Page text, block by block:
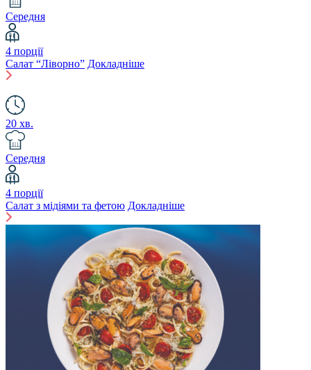
Середня
4 порції
Салат “Ліворно” Докладніше
20 хв.
Середня
4 порції
Салат з мідіями та фетою Докладніше